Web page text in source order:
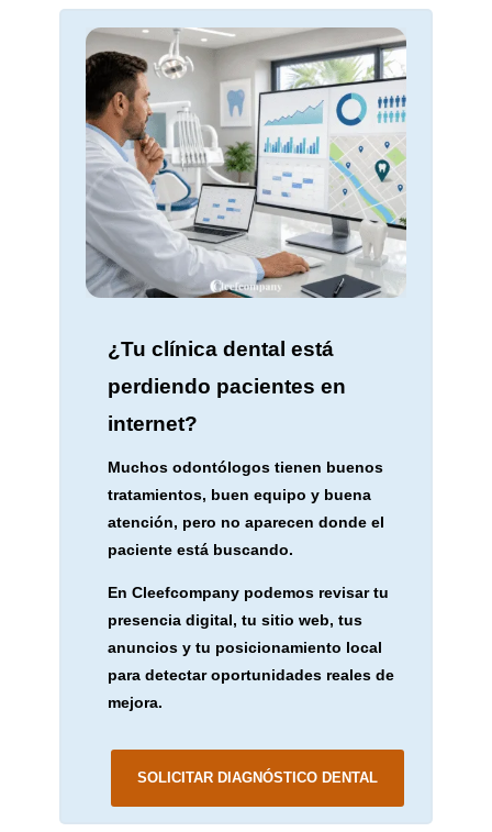
¿Tu clínica dental está
perdiendo pacientes en
internet?
Muchos odontólogos tienen buenos
tratamientos, buen equipo y buena
atención, pero no aparecen donde el
paciente está buscando.
En Cleefcompany podemos revisar tu
presencia digital, tu sitio web, tus
anuncios y tu posicionamiento local
para detectar oportunidades reales de
mejora.
SOLICITAR DIAGNÓSTICO DENTAL